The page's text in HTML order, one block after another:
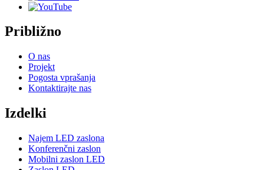
Približno
O nas
Projekt
Pogosta vprašanja
Kontaktirajte nas
Izdelki
Najem LED zaslona
Konferenčni zaslon
Mobilni zaslon LED